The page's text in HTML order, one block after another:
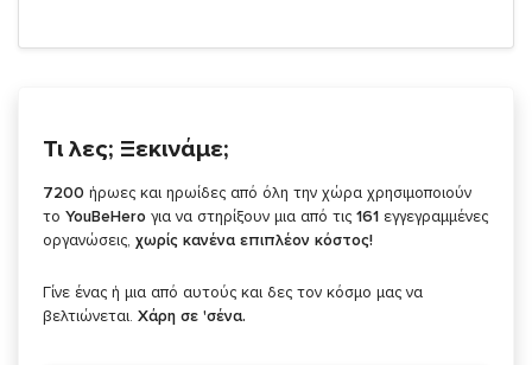
Τι λες; Ξεκινάμε;
7200 ήρωες και ηρωίδες από όλη την χώρα χρησιμοποιούν
το YouBeHero για να στηρίξουν μια από τις 161 εγγεγραμμένες
οργανώσεις, χωρίς κανένα επιπλέον κόστος!
Γίνε ένας ή μια από αυτούς και δες τον κόσμο μας να
βελτιώνεται. Χάρη σε 'σένα.